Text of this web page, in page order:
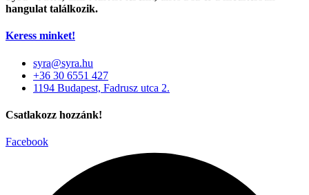
hangulat találkozik.
Keress minket!
syra@syra.hu
+36 30 6551 427
1194 Budapest, Fadrusz utca 2.
Csatlakozz hozzánk!
Facebook